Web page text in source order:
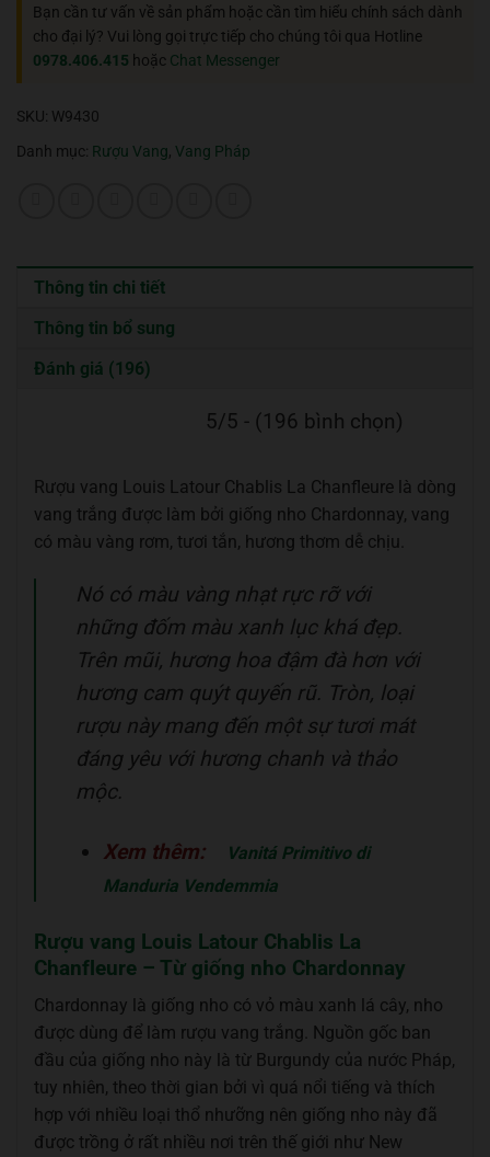
Bạn cần tư vấn về sản phẩm hoặc cần tìm hiểu chính sách dành
cho đại lý? Vui lòng gọi trực tiếp cho chúng tôi qua Hotline
0978.406.415 hoặc Chat Messenger
SKU: W9430
Danh mục: Rượu Vang, Vang Pháp
Thông tin chi tiết
Thông tin bổ sung
Đánh giá (196)
5/5 - (196 bình chọn)
Rượu vang Louis Latour Chablis La Chanfleure là dòng
vang trắng được làm bởi giống nho Chardonnay, vang
có màu vàng rơm, tươi tắn, hương thơm dễ chịu.
Nó có màu vàng nhạt rực rỡ với
những đốm màu xanh lục khá đẹp.
Trên mũi, hương hoa đậm đà hơn với
hương cam quýt quyến rũ. Tròn, loại
rượu này mang đến một sự tươi mát
đáng yêu với hương chanh và thảo
mộc.
Xem thêm:
Vanitá Primitivo di
Manduria Vendemmia
Rượu vang Louis Latour Chablis La
Chanfleure – Từ giống nho Chardonnay
Chardonnay là giống nho có vỏ màu xanh lá cây, nho
được dùng để làm rượu vang trắng. Nguồn gốc ban
đầu của giống nho này là từ Burgundy của nước Pháp,
tuy nhiên, theo thời gian bởi vì quá nổi tiếng và thích
hợp với nhiều loại thổ nhưỡng nên giống nho này đã
được trồng ở rất nhiều nơi trên thế giới như New